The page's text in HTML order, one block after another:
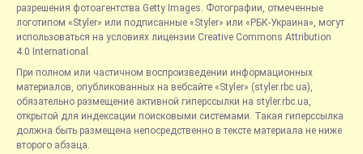
разрешения фотоагентства Getty Images. Фотографии, отмеченные
логотипом «Styler» или подписанные «Styler» или «РБК-Украина», могут
использоваться на условиях лицензии Creative Commons Attribution
4.0 International.
При полном или частичном воспроизведении информационных
материалов, опубликованных на вебсайте «Styler» (styler.rbc.ua),
обязательно размещение активной гиперссылки на styler.rbc.ua,
открытой для индексации поисковыми системами. Такая гиперссылка
должна быть размещена непосредственно в тексте материала не ниже
второго абзаца.